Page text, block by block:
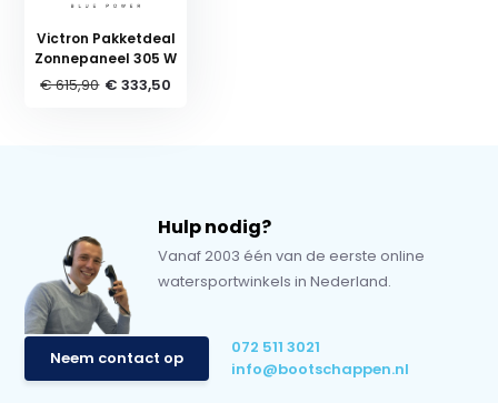
Victron Pakketdeal
Zonnepaneel 305 W
€ 615,90 € 333,50
Hulp nodig?
Vanaf 2003 één van de eerste online
watersportwinkels in Nederland.
Neem contact op
072 511 3021
info@bootschappen.nl